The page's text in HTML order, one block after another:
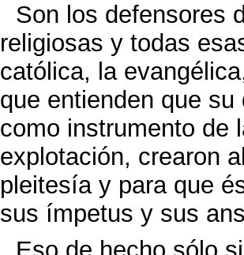
Son los defensores
religiosas y todas
católica, la
que entienden que
como instrumento de
explotación, crearon
pleitesía y para que
sus ímpetus y sus